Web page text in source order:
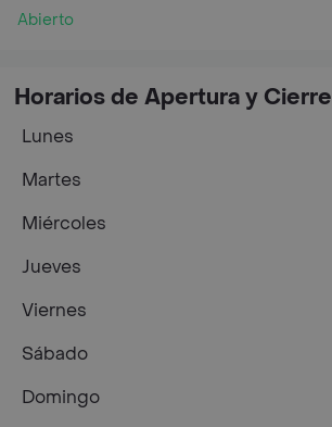
Abierto
Horarios de Apertura y Cierre
Lunes
Martes
Miércoles
Jueves
Viernes
Sábado
Domingo